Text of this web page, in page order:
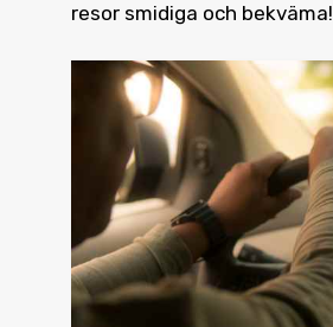
resor smidiga och bekväma!